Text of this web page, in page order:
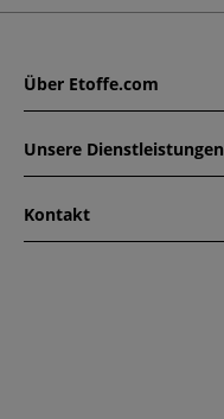
Über Etoffe.com
Unsere Dienstleistungen
Kontakt